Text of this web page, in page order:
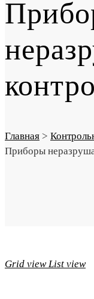
Главная >
Приборы
Grid view List view